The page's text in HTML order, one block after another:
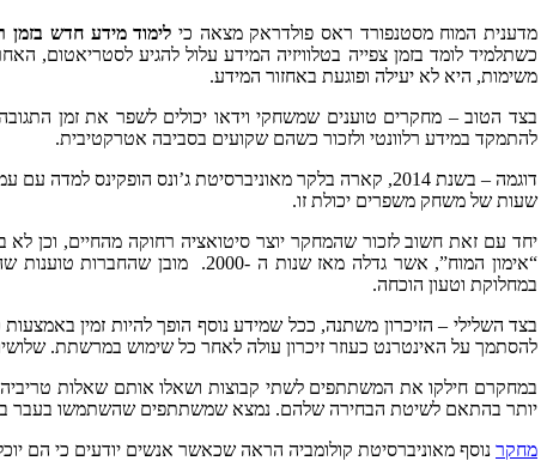
מדענית המוח מסטנפורד ראס פולדראק מצאה כי לימוד מידע חדש בזמן
משימות, היא לא יעילה ופוגעת באחזור המידע.
בצד הטוב – מחקרים טוענים שמשחקי וידאו יכולים לשפר את זמן
להתמקד במידע רלוונטי ולזכור כשהם שקועים בסביבה אטרקטיבית.
שעות של משחק משפרים יכולת זו.
יחד עם זאת חשוב לזכור שהמחקר יוצר סיטואציה רחוקה מהחיים, וכן לא
“אימון המוח”, אשר גדלה מאז
במחלוקת וטעון הוכחה.
בצד השלילי – הזיכרון משתנה, ככל שמידע נוסף הופך להיות זמין
להסתמך על האינטרנט כעוזר זיכרון עולה לאחר כל שימוש במרשתת.
במחקרם חילקו את המשתתפים לשתי קבוצות ושאלו אותם שאלות
יותר בהתאם לשיטת הבחירה שלהם. נמצא שמשתתפים שהשתמשו בעבר
מחקר נוסף מאוניברסיטת קולומביה הראה שכאשר אנשים יודעים כי הם